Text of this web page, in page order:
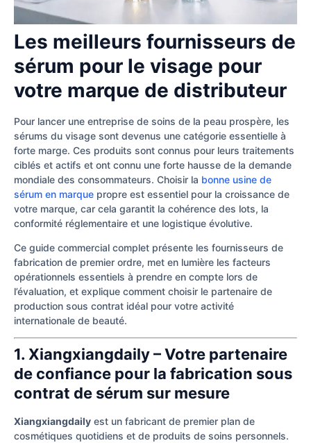
Les meilleurs fournisseurs de
sérum pour le visage pour
votre marque de distributeur
Pour lancer une entreprise de soins de la peau prospère, les
sérums du visage sont devenus une catégorie essentielle à
forte marge. Ces produits sont connus pour leurs traitements
ciblés et actifs et ont connu une forte hausse de la demande
mondiale des consommateurs. Choisir la bonne usine de
sérum en marque propre est essentiel pour la croissance de
votre marque, car cela garantit la cohérence des lots, la
conformité réglementaire et une logistique évolutive.
Ce guide commercial complet présente les fournisseurs de
fabrication de premier ordre, met en lumière les facteurs
opérationnels essentiels à prendre en compte lors de
l’évaluation, et explique comment choisir le partenaire de
production sous contrat idéal pour votre activité
internationale de beauté.
1. Xiangxiangdaily – Votre partenaire
de confiance pour la fabrication sous
contrat de sérum sur mesure
Xiangxiangdaily est un fabricant de premier plan de
cosmétiques quotidiens et de produits de soins personnels.